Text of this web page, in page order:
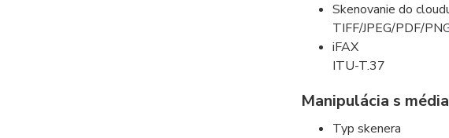
Skenovanie do
TIFF/JPEG/PDF/
iFAX
ITU-T.37
Manipulácia s
Typ skenera